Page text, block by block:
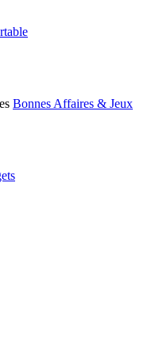
Bonnes Affaires & Jeux